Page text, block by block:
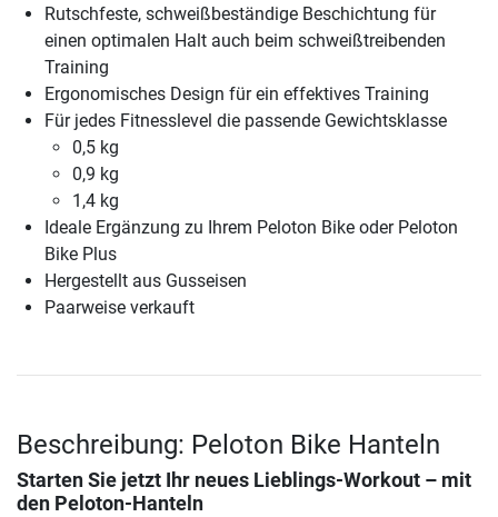
Rutschfeste, schweißbeständige Beschichtung für
einen optimalen Halt auch beim schweißtreibenden
Training
Ergonomisches Design für ein effektives Training
Für jedes Fitnesslevel die passende Gewichtsklasse
0,5 kg
0,9 kg
1,4 kg
Ideale Ergänzung zu Ihrem Peloton Bike oder Peloton
Bike Plus
Hergestellt aus Gusseisen
Paarweise verkauft
Beschreibung: Peloton Bike Hanteln
Starten Sie jetzt Ihr neues Lieblings-Workout – mit
den Peloton-Hanteln